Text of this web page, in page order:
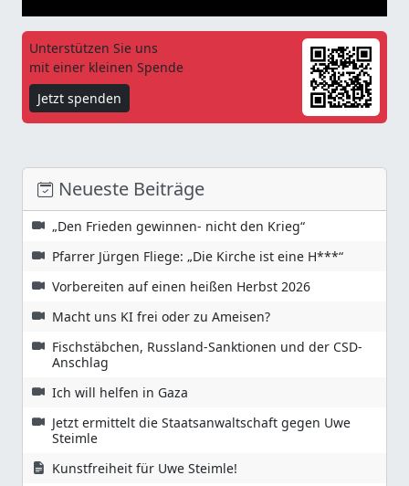
Unterstützen Sie uns
mit einer kleinen Spende
Jetzt spenden
Neueste Beiträge
„Den Frieden gewinnen- nicht den Krieg“
Pfarrer Jürgen Fliege: „Die Kirche ist eine H***“
Vorbereiten auf einen heißen Herbst 2026
Macht uns KI frei oder zu Ameisen?
Fischstäbchen, Russland-Sanktionen und der CSD-
Anschlag
Ich will helfen in Gaza
Jetzt ermittelt die Staatsanwaltschaft gegen Uwe
Steimle
Kunstfreiheit für Uwe Steimle!